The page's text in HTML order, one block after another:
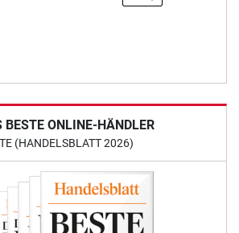
BESTE ONLINE-HÄNDLER
(HANDELSBLATT 2026)